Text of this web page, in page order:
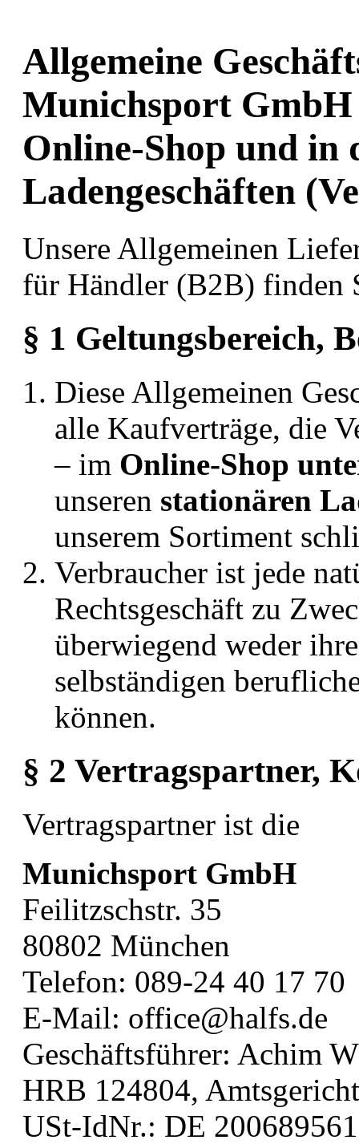
Allgemeine
Munichsport
Online-Shop und in
Ladengeschäften
Unsere Allgemeinen
für Händler (B2B) finden
§ 1 Geltungsbereich,
Diese Allgemeinen
alle Kaufverträge, die
– im Online-Shop
unseren stationären
unserem Sortiment
Verbraucher ist jede
Rechtsgeschäft zu
überwiegend weder
selbständigen
können.
§ 2 Vertragspartner,
Vertragspartner ist die
Munichsport GmbH
Feilitzschstr. 35
80802 München
Telefon: 089-24 40 17 70
E-Mail: office@halfs.de
Geschäftsführer: Achim
HRB 124804,
USt-IdNr.: DE 200689561